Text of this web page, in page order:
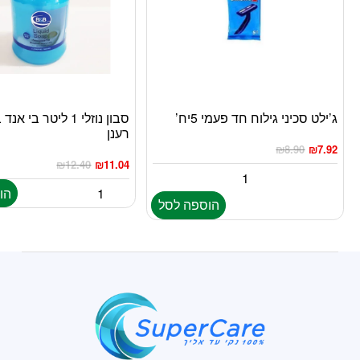
ג’ילט סכיני גילוח חד פעמי 5יח’
₪8.90 ₪7.92
הוספה לסל
סבון נוזלי 1 ליטר
רענן
₪12.40 ₪11.04